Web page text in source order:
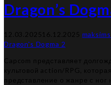
Dragon’s
12.03.2025 16.12.2025
Dragon's Dogma 2
Capcom представляет
культовой action/RPG,
представление о жанре с ног